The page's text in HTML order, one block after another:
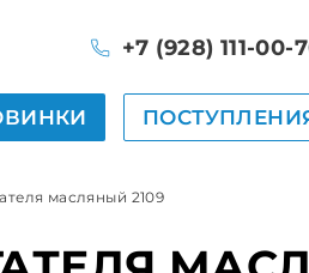
+7 (928) 111-00-
масляный 2109